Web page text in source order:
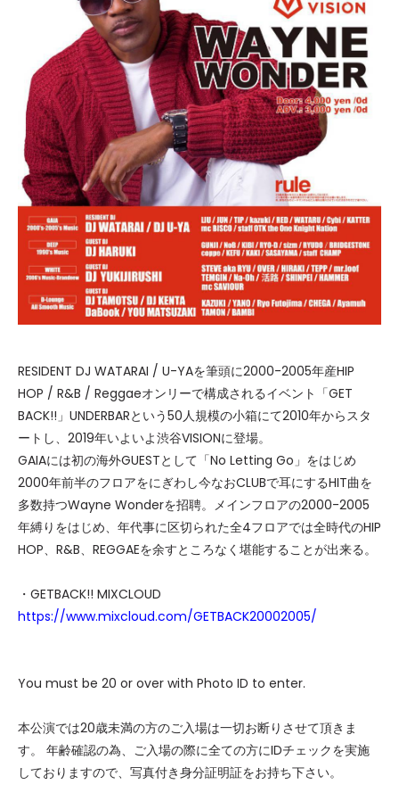
RESIDENT DJ WATARAI / U-YAを筆頭に2000-2005年産HIP
HOP / R&B / Reggaeオンリーで構成されるイベント「GET
BACK!!」UNDERBARという50人規模の小箱にて2010年からスタ
ートし、2019年いよいよ渋谷VISIONに登場。
GAIAには初の海外GUESTとして「No Letting Go」をはじめ
2000年前半のフロアをにぎわし今なおCLUBで耳にするHIT曲を
多数持つWayne Wonderを招聘。メインフロアの2000-2005
年縛りをはじめ、年代事に区切られた全4フロアでは全時代のHIP
HOP、R&B、REGGAEを余すところなく堪能することが出来る。
・GETBACK!! MIXCLOUD
https://www.mixcloud.com/GETBACK20002005/
You must be 20 or over with Photo ID to enter.
本公演では20歳未満の方のご入場は一切お断りさせて頂きま
す。 年齢確認の為、ご入場の際に全ての方にIDチェックを実施
しておりますので、写真付き身分証明証をお持ち下さい。